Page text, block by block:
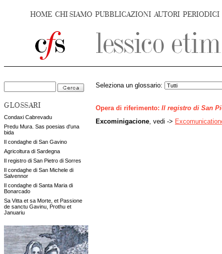
HOME CHI SIAMO PUBBLICAZIONI AUTORI PERIODICI
GLOSSARI
Condaxi Cabrevadu
Predu Mura. Sas poesias d'una
bida
Il condaghe di San Gavino
Agricoltura di Sardegna
Il registro di San Pietro di Sorres
Il condaghe di San Michele di
Salvennor
Il condaghe di Santa Maria di
Bonarcado
Sa Vitta et sa Morte, et Passione
de sanctu Gavinu, Prothu et
Januariu
Seleziona un glossario:
Opera di riferimento: Il registro di San
Excominigacione , vedi ->